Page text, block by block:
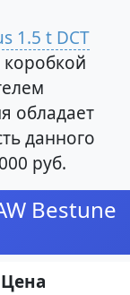
1.5 t DCT
обладает
данного
руб.
Bestune
Цена